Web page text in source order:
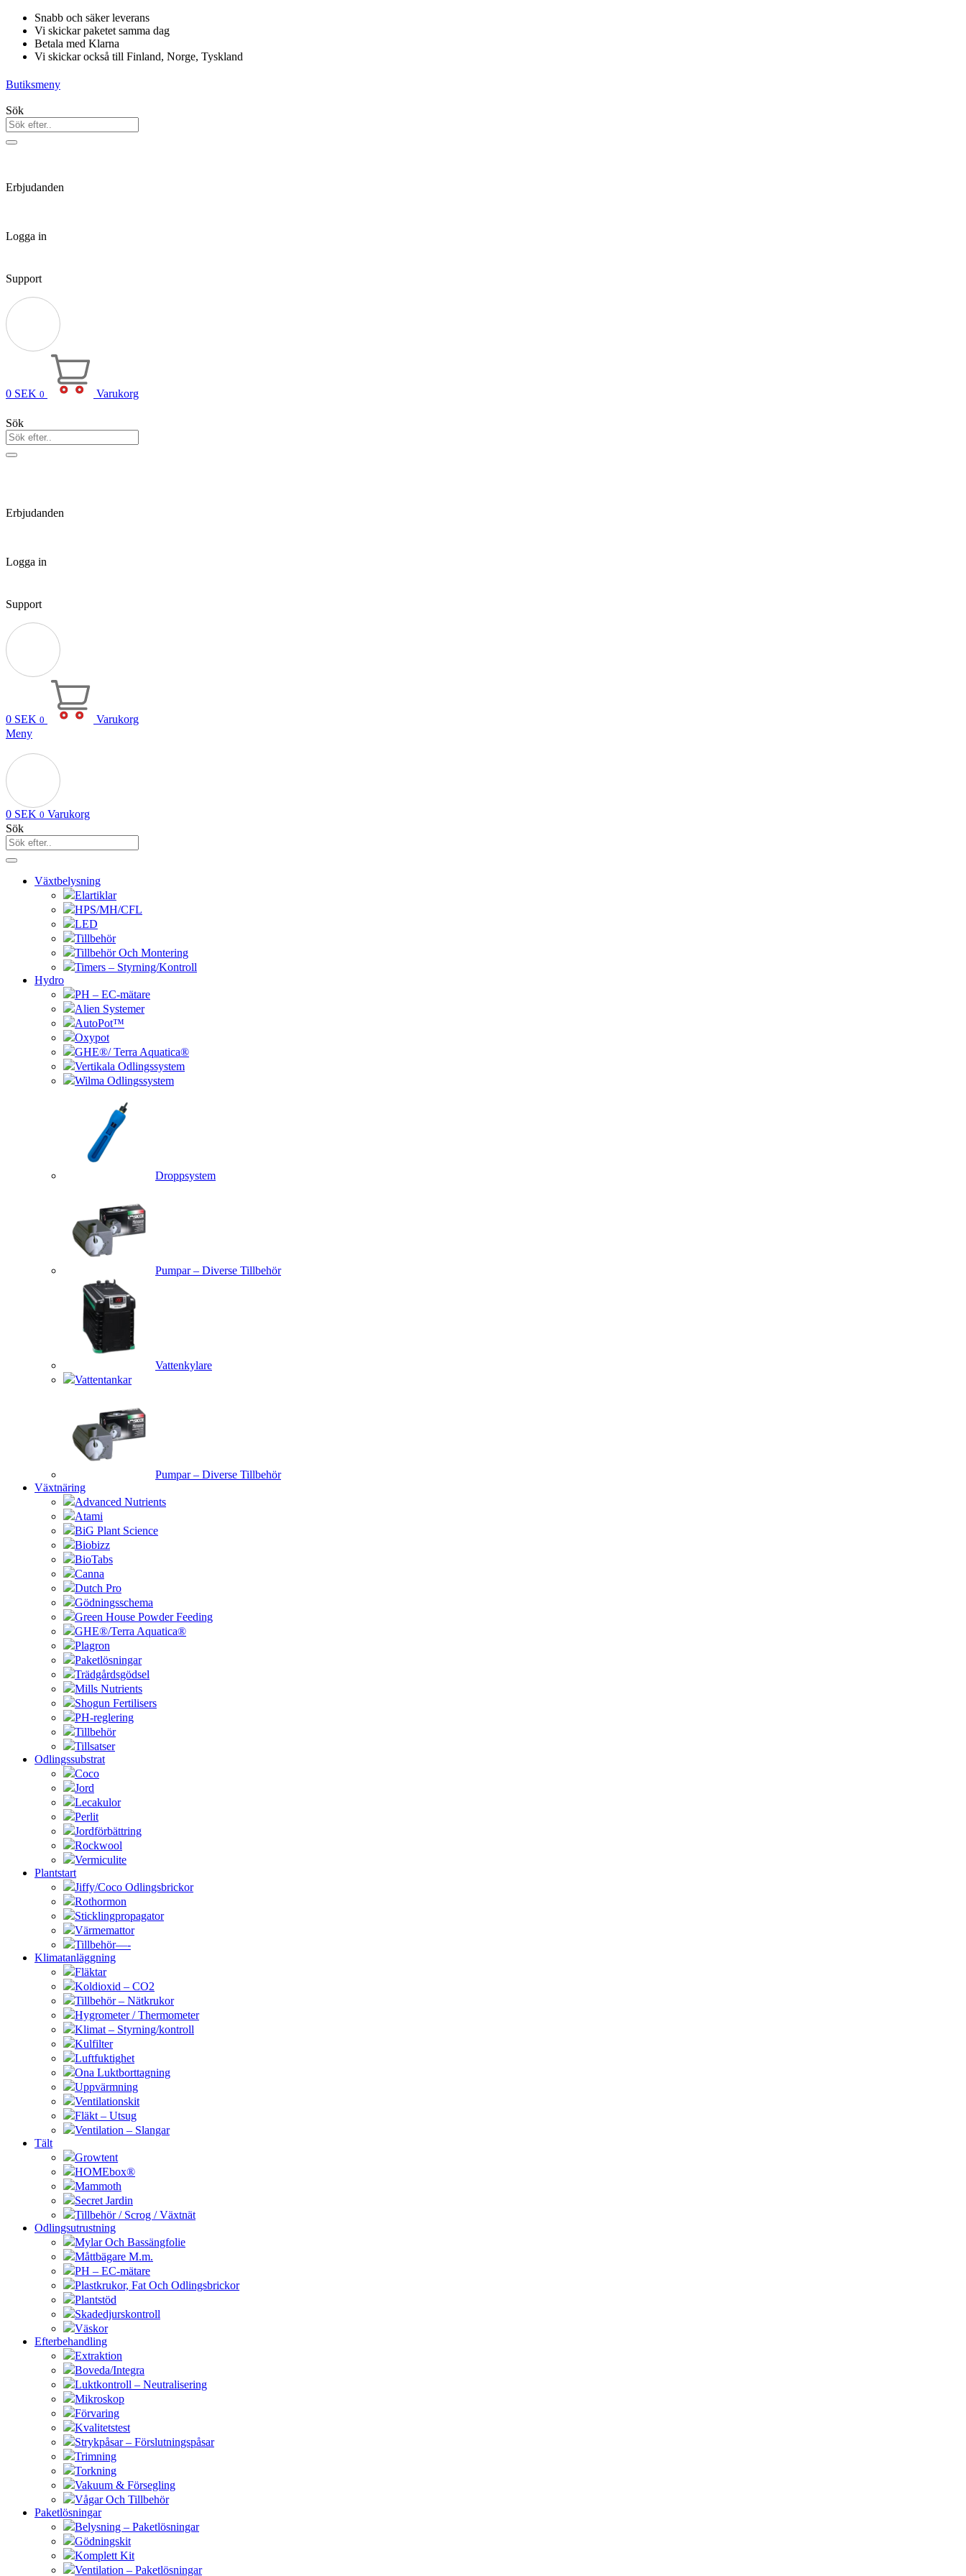
Hoppa
innehåll
Snabb och säker leverans
Vi skickar paketet samma dag
Betala med Klarna
Vi skickar också till Finland, Norge, Tyskland
Butiksmeny
Sök
Erbjudanden
Logga in
Support
0 SEK 0 Varukorg
Sök
Erbjudanden
Logga in
Support
0 SEK 0
Varukorg
Meny
0 SEK 0 Varukorg
Sök
Växtbelysning
Elartiklar
HPS/MH/CFL
LED
Tillbehör
Tillbehör Och Montering
Timers – Styrning/Kontroll
Hydro
PH – EC-mätare
Alien Systemer
AutoPot™
Oxypot
GHE®/ Terra Aquatica®
Vertikala Odlingssystem
Wilma Odlingssystem
Droppsystem
Pumpar – Diverse Tillbehör
Vattenkylare
Vattentankar
Pumpar – Diverse Tillbehör
Växtnäring
Advanced Nutrients
Atami
BiG Plant Science
Biobizz
BioTabs
Canna
Dutch Pro
Gödningsschema
Green House Powder Feeding
GHE®/Terra Aquatica®
Plagron
Paketlösningar
Trädgårdsgödsel
Mills Nutrients
Shogun Fertilisers
PH-reglering
Tillbehör
Tillsatser
Odlingssubstrat
Coco
Jord
Lecakulor
Perlit
Jordförbättring
Rockwool
Vermiculite
Plantstart
Jiffy/Coco Odlingsbrickor
Rothormon
Sticklingpropagator
Värmemattor
Tillbehör—-
Klimatanläggning
Fläktar
Koldioxid – CO2
Tillbehör – Nätkrukor
Hygrometer / Thermometer
Klimat – Styrning/kontroll
Kulfilter
Luftfuktighet
Ona Luktborttagning
Uppvärmning
Ventilationskit
Fläkt – Utsug
Ventilation – Slangar
Tält
Growtent
HOMEbox®
Mammoth
Secret Jardin
Tillbehör / Scrog / Växtnät
Odlingsutrustning
Mylar Och Bassängfolie
Måttbägare M.m.
PH – EC-mätare
Plastkrukor, Fat Och Odlingsbrickor
Plantstöd
Skadedjurskontroll
Väskor
Efterbehandling
Extraktion
Boveda/Integra
Luktkontroll – Neutralisering
Mikroskop
Förvaring
Kvalitetstest
Strykpåsar – Förslutningspåsar
Trimning
Torkning
Vakuum & Försegling
Vågar Och Tillbehör
Paketlösningar
Belysning – Paketlösningar
Gödningskit
Komplett Kit
Ventilation – Paketlösningar